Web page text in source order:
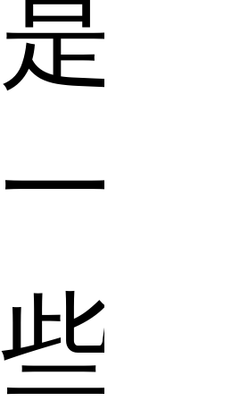
是
一
些